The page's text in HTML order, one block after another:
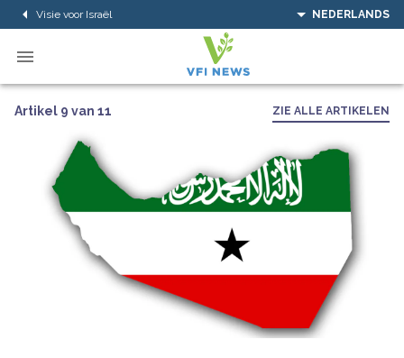
Visie voor Israël NEDERLANDS
Artikel 9 van 11 ZIE ALLE ARTIKELEN